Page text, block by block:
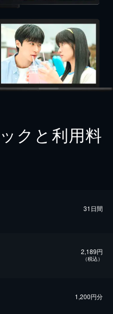
クと利用料
31日間
2,189円
（税込）
1,200円分